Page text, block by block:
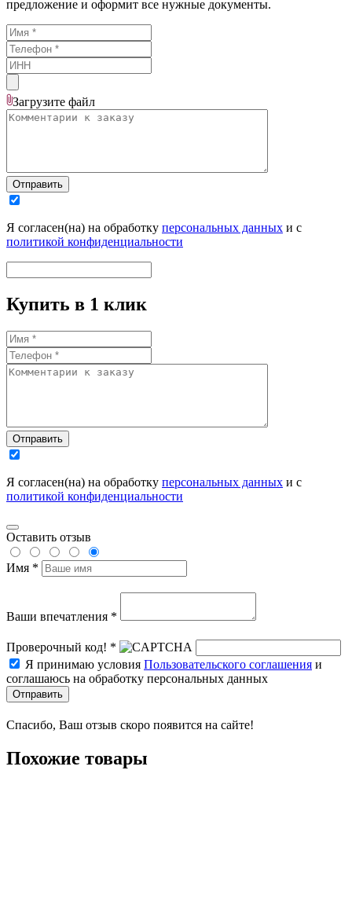
предложение и оформит все нужные документы.
Загрузите файл
Отправить
Я согласен(на) на обработку персональных данных и с
политикой конфиденциальности
Купить в 1 клик
Отправить
Я согласен(на) на обработку персональных данных и с
политикой конфиденциальности
Оставить отзыв
Имя *
Ваши впечатления *
Проверочный код! *
Я принимаю условия Пользовательского соглашения и
соглашаюсь на обработку персональных данных
Отправить
Спасибо, Ваш отзыв скоро появится на сайте!
Похожие товары